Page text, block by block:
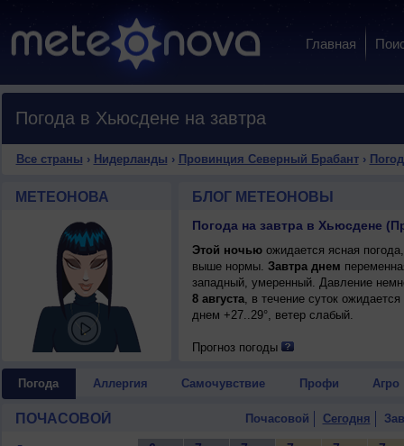
Главная
Погода в Хьюсдене на завтра
Все страны › Нидерланды › Провинция Северный Брабант›
МЕТЕОНОВА БЛОГ МЕТЕОНОВЫ
Этой ночьюожидается ясная
выше нормы. Завтра днем
западный, умеренный. Давление
8 августа, в течение суток
днем +27..29°, ветер слабый.
Прогноз погоды
Погода Аллергия Самочувствие Профи Агро
ПОЧАСОВОЙ Почасовой Сегодня